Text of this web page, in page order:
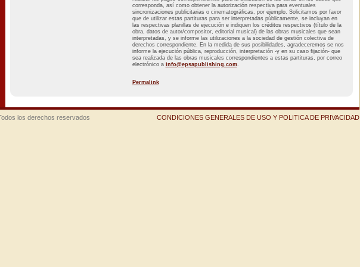
corresponda, así como obtener la autorización respectiva para eventuales
sincronizaciones publicitarias o cinematográficas, por ejemplo. Solicitamos por favor
que de utilizar estas partituras para ser interpretadas públicamente, se incluyan en
las respectivas planillas de ejecución e indiquen los créditos respectivos (título de la
obra, datos de autor/compositor, editorial musical) de las obras musicales que sean
interpretadas, y se informe las utilizaciones a la sociedad de gestión colectiva de
derechos correspondiente. En la medida de sus posibilidades, agradeceremos se nos
informe la ejecución pública, reproducción, interpretación -y en su caso fijación- que
sea realizada de las obras musicales correspondientes a estas partituras, por correo
electrónico a info@epsapublishing.com.
Permalink
los derechos reservados CONDICIONES GENERALES DE USO Y POLITICA DE PRIVACIDAD